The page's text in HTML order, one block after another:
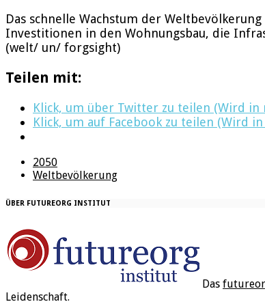
Das schnelle Wachstum der
Investitionen in den Wohnungsbau, die
(welt/ un/ forgsight)
Teilen mit:
Klick, um über Twitter zu teilen (Wird
Klick, um auf Facebook zu teilen (Wird
2050
Weltbevölkerung
ÜBER FUTUREORG INSTITUT
Das
Leidenschaft.